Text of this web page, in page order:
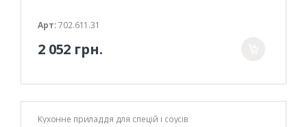
Арт:702.611.31
2 052 грн.
Кухонне приладдя для спецій і соусів